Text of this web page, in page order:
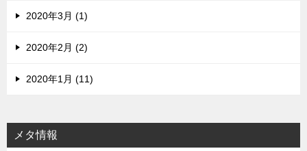
2020年3月 (1)
2020年2月 (2)
2020年1月 (11)
メタ情報